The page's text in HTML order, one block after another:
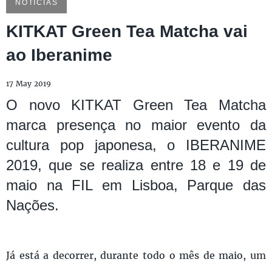
NOTÍCIAS
KITKAT Green Tea Matcha vai
ao Iberanime
17 May 2019
O novo KITKAT Green Tea Matcha
marca presença no maior evento da
cultura pop japonesa, o IBERANIME
2019, que se realiza entre 18 e 19 de
maio na FIL em Lisboa, Parque das
Nações.
Já está a decorrer, durante todo o mês de maio, um